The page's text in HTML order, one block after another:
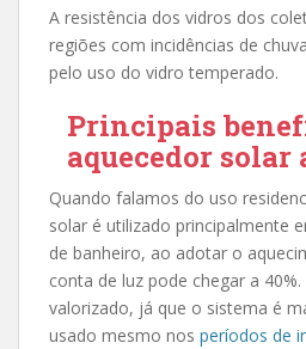
A resistência dos vidros dos
regiões com incidências de
pelo uso do vidro temperado.
Principais
aquecedor solar
Quando falamos do uso
solar é utilizado principalmente
de banheiro, ao adotar o
conta de luz pode chegar a
valorizado, já que o sistema é
usado mesmo nos períodos de